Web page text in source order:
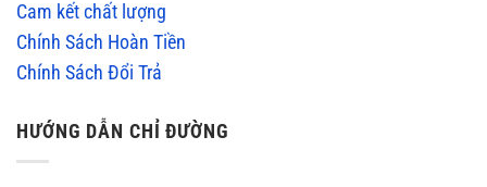
Cam kết chất lượng
Chính Sách Hoàn Tiền
Chính Sách Đổi Trả
HƯỚNG DẪN CHỈ ĐƯỜNG